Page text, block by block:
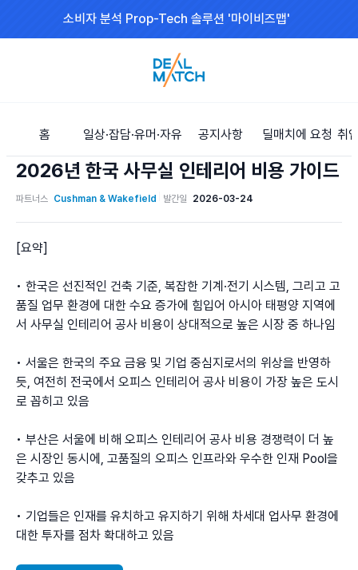
소비자 분석 Prop-Tech 솔루션 '마이비즈맵'
홈 일상·잡담·유머·자유 공지사항 딜매치에 요청 취
2026년 한국 사무실 인테리어 비용 가이드
파트너스 Cushman & Wakefield 발간일 2026-03-24
[요약]
• 한국은 선진적인 건축 기준, 복잡한 기계·전기 시스템, 그리고 고
품질 업무 환경에 대한 수요 증가에 힘입어 아시아 태평양 지역에
서 사무실 인테리어 공사 비용이 상대적으로 높은 시장 중 하나임
• 서울은 한국의 주요 금융 및 기업 중심지로서의 위상을 반영하
듯, 여전히 전국에서 오피스 인테리어 공사 비용이 가장 높은 도시
로 꼽히고 있음
• 부산은 서울에 비해 오피스 인테리어 공사 비용 경쟁력이 더 높
은 시장인 동시에, 고품질의 오피스 인프라와 우수한 인재 Pool을
갖추고 있음
• 기업들은 인재를 유치하고 유지하기 위해 차세대 업사무 환경에
대한 투자를 점차 확대하고 있음